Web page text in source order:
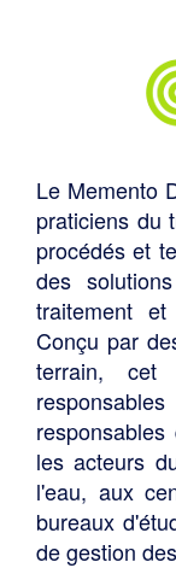
Le Memento
praticiens du
procédés et
des
traitement
Conçu par
terrain, cet
les acteurs
l'eau, aux
bureaux
de gestion